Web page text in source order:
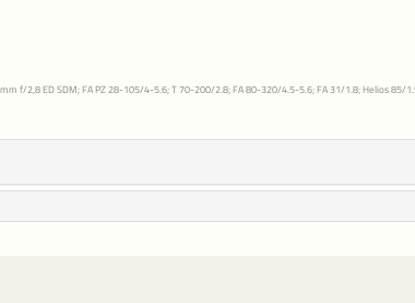
f/2,8 ED SDM; FA PZ 28-105/4-5.6; T 70-200/2.8; FA 80-320/4.5-5.6; FA 31/1.8; Helios 85/